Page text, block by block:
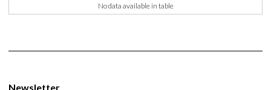
No data available in table
Newsletter